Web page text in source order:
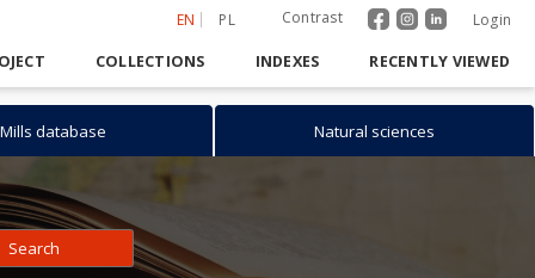
EN PL Contrast Login
COLLECTIONS INDEXES RECENTLY VIEWED
Mills database Natural sciences
Search